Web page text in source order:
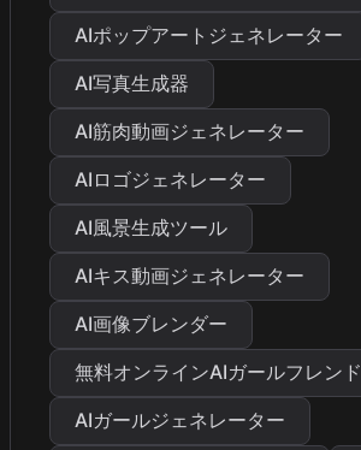
AIポップアートジェネレーター
AI写真生成器
AI筋肉動画ジェネレーター
AIロゴジェネレーター
AI風景生成ツール
AIキス動画ジェネレーター
AI画像ブレンダー
無料オンラインAIガールフレンド
AIガールジェネレーター